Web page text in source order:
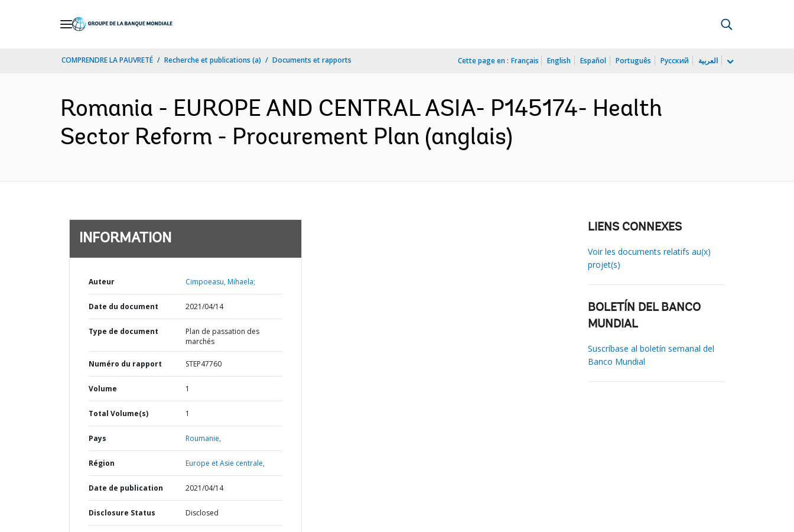
COMPRENDRE LA PAUVRETÉ Recherche et publications (a) Documents et rapports Cette page en : Français English Español Português Русский العربية
Romania - EUROPE AND CENTRAL ASIA- P145174- Health
Sector Reform - Procurement Plan (anglais)
INFORMATION
Auteur Cimpoeasu, Mihaela;
Date du document 2021/04/14
Type de document
Plan de passation des
marchés
Numéro du rapport STEP47760
Volume 1
Total Volume(s) 1
Pays Roumanie,
Région Europe et Asie centrale,
Date de publication 2021/04/14
Disclosure Status Disclosed
LIENS CONNEXES
Voir les documents relatifs au(x)
projet(s)
BOLETÍN DEL BANCO
MUNDIAL
Suscríbase al boletín semanal del
Banco Mundial